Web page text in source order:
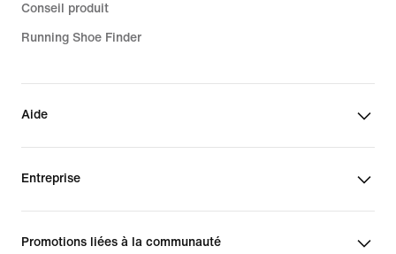
Conseil produit
Running Shoe Finder
Aide
Entreprise
Promotions liées à la communauté